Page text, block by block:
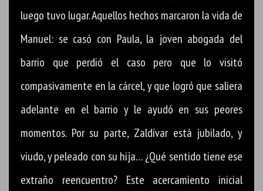
luego tuvo lugar. Aquellos hechos marcaron la vida de
Manuel: se casó con Paula, la joven abogada del
barrio que perdió el caso pero que lo visitó
compasivamente en la cárcel, y que logró que saliera
adelante en el barrio y le ayudó en sus peores
momentos. Por su parte, Zaldívar está jubilado, y
viudo, y peleado con su hija… ¿Qué sentido tiene ese
extraño reencuentro? Este acercamiento inicial